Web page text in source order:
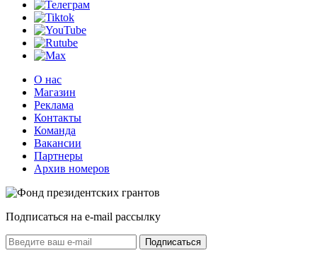
О нас
Магазин
Реклама
Контакты
Команда
Вакансии
Партнеры
Архив номеров
Подписаться на e-mail рассылку
Подписаться